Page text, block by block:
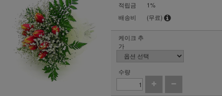
적립금
1%
배송비
(무료)
케이크 추
가
수량